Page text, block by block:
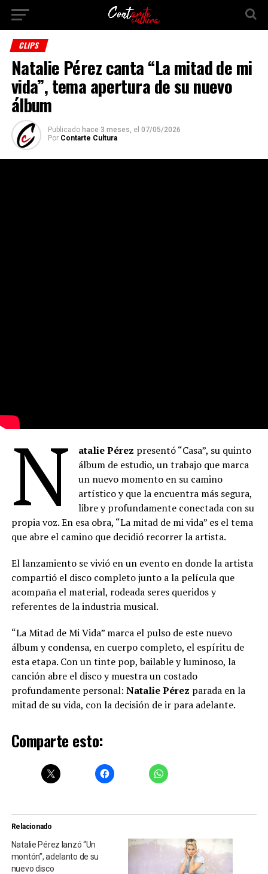
CLIPS
Natalie Pérez canta “La mitad de mi
vida”, tema apertura de su nuevo
álbum
Publicado hace 3 meses, el 07/05/2026
Por Contarte Cultura
N atalie Pérez presentó “Casa”, su quinto
álbum de estudio, un trabajo que marca
un nuevo momento en su camino
artístico y que la encuentra más segura,
libre y profundamente conectada con su
propia voz. En esa obra, “La mitad de mi vida” es el tema
que abre el camino que decidió recorrer la artista.
El lanzamiento se vivió en un evento en donde la artista
compartió el disco completo junto a la película que
acompaña el material, rodeada seres queridos y
referentes de la industria musical.
“La Mitad de Mi Vida” marca el pulso de este nuevo
álbum y condensa, en cuerpo completo, el espíritu de
esta etapa. Con un tinte pop, bailable y luminoso, la
canción abre el disco y muestra un costado
profundamente personal: Natalie Pérez parada en la
mitad de su vida, con la decisión de ir para adelante.
Comparte esto:
Relacionado
Natalie Pérez lanzó “Un
montón”, adelanto de su
nuevo disco